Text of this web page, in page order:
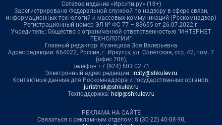
Сетевое издание «Ирсити.ру» (18+)
Зарегистрировано Федеральной службой по надзору в сфере связи,
информационных технологий и массовых коммуникаций (Роскомнадзор)
Регистрационный номер ЭЛ № ФС 77 – 83655 от 26.07.2022 г.
Учредитель: Общество с ограниченной ответственностью "ИНТЕРНЕТ
ТЕХНОЛОГИИ"
Главный редактор: Кузнецова Зоя Валерьевна
Адрес редакции: 664022, Россия, г. Иркутск, ул. Советская, стр. 42, пом. 7
(офис 206),
телефон +7 (924) 603 02 71
Электронный адрес редакции: ircity@shkulev.ru
Контактные данные для Роскомнадзора и государственных органов:
juristnsk@shkulev.ru
Техподдержка: help@shkulev.ru
РЕКЛАМА НА САЙТЕ
Связаться с рекламным отделом: 8 (30-22) 40-08-90,